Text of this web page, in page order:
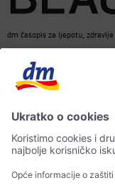
dm časopis za ljepotu,